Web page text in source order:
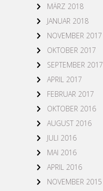
MÄRZ 2018
JANUAR 2018
NOVEMBER 2017
OKTOBER 2017
SEPTEMBER 2017
APRIL 2017
FEBRUAR 2017
OKTOBER 2016
AUGUST 2016
JULI 2016
MAI 2016
APRIL 2016
NOVEMBER 2015